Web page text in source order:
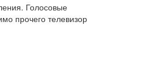
Голосовые
прочего телевизор